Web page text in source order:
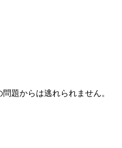
題からは逃れられません。